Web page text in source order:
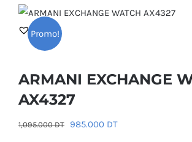
Promo!
ARMANI EXCHANGE
AX4327
1,095.000DT
Le
985.000 DTLe